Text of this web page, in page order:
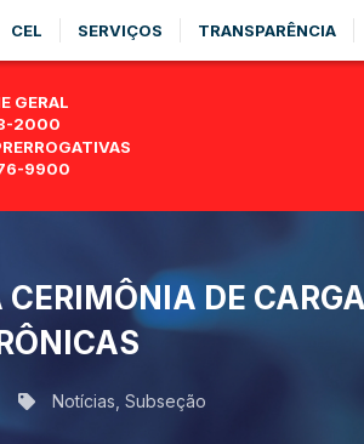
CEL SERVIÇOS TRANSPARÊNCIA
GERAL
2000
9900
DE
Notícias Subseção